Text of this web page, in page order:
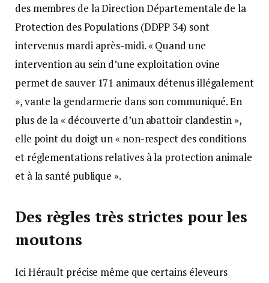
des membres de la Direction Départementale de la
Protection des Populations (DDPP 34) sont
intervenus mardi après-midi. « Quand une
intervention au sein d’une exploitation ovine
permet de sauver 171 animaux détenus illégalement
», vante la gendarmerie dans son communiqué. En
plus de la « découverte d’un abattoir clandestin »,
elle point du doigt un « non-respect des conditions
et réglementations relatives à la protection animale
et à la santé publique ».
Des règles très strictes pour les
moutons
Ici Hérault précise même que certains éleveurs